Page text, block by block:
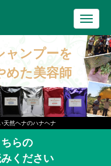
ャンプーを
めた美容師
T
o
g
g
l
e
n
a
天然ヘナのハナヘナ
らの
ください